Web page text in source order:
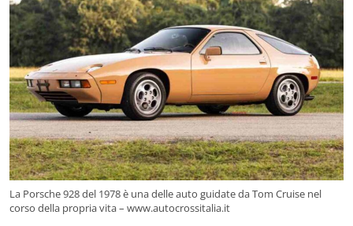
La Porsche 928 del 1978 è una delle auto guidate da Tom Cruise nel
corso della propria vita – www.autocrossitalia.it